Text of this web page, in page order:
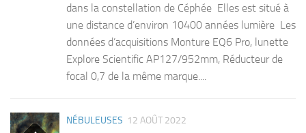
dans la constellation de Céphée Elles est situé à
une distance d’environ 10400 années lumière Les
données d’acquisitions Monture EQ6 Pro, lunette
Explore Scientific AP127/952mm, Réducteur de
focal 0,7 de la même marque....
NÉBULEUSES 12 AOÛT 2022